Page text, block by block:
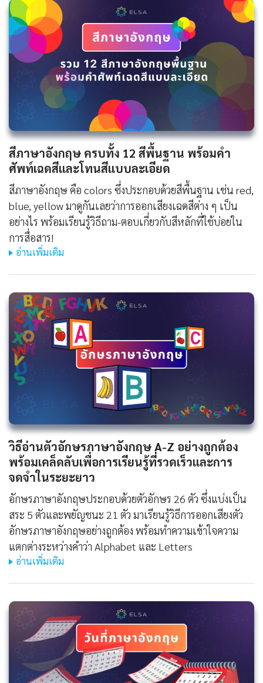
สีภาษาอังกฤษ ครบทั้ง 12 สีพื้นฐาน พร้อมคำ
ศัพท์เฉดสีและโทนสีแบบละเอียด
สีภาษาอังกฤษ คือ colors ซึ่งประกอบด้วยสีพื้นฐาน เช่น red,
blue, yellow มาดูกันเลยว่าการออกเสียงเฉดสีต่าง ๆ เป็น
อย่างไร พร้อมเรียนรู้วิธีถาม-ตอบเกี่ยวกับสีหลักที่ใช้บ่อยใน
การสื่อสาร!
อ่านเพิ่มเติม
วิธีอ่านตัวอักษรภาษาอังกฤษ A-Z อย่างถูกต้อง
พร้อมเคล็ดลับเพื่อการเรียนรู้ที่รวดเร็วและการ
จดจำในระยะยาว
อักษรภาษาอังกฤษประกอบด้วยตัวอักษร 26 ตัว ซึ่งแบ่งเป็น
สระ 5 ตัวและพยัญชนะ 21 ตัว มาเรียนรู้วิธีการออกเสียงตัว
อักษรภาษาอังกฤษอย่างถูกต้อง พร้อมทำความเข้าใจความ
แตกต่างระหว่างคำว่า Alphabet และ Letters
อ่านเพิ่มเติม